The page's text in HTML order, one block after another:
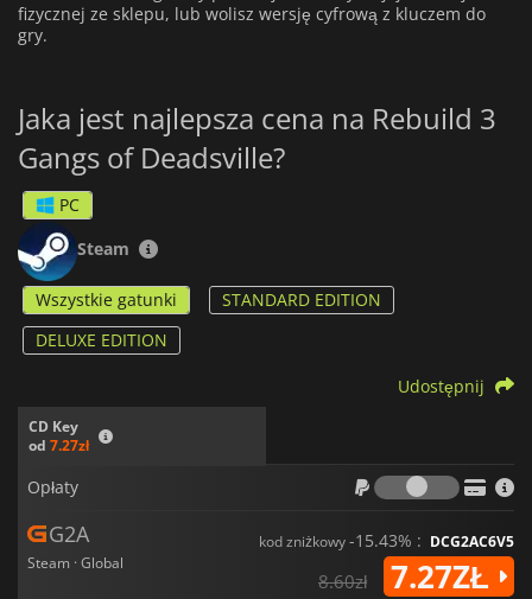
fizycznej ze sklepu, lub wolisz wersję cyfrową z kluczem do
gry.
Jaka jest najlepsza cena na Rebuild 3
Gangs of Deadsville?
PC
Steam
Wszystkie gatunki
STANDARD EDITION
DELUXE EDITION
CD Key
od 7.27zł
Udostępnij
Opłaty
Opłaty
G2A
Steam · Global
kod zniżkowy-15.43% : DCG2AC6V5
8.60zł 7.27ZŁ